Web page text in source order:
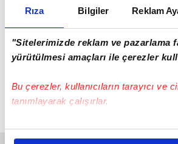
Rıza Bilgiler Reklam
"Sitelerimizde reklam ve pazarlama
yürütülmesi amaçları ile çerezler
Bu çerezler, kullanıcıların tarayıcı ve
tanımlayarak çalışırlar.
Bu çerezlere izin vermeniz halinde